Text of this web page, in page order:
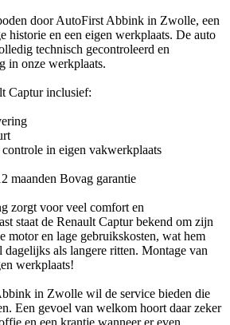
door AutoFirst Abbink in Zwolle, een
historie en een eigen werkplaats. De auto
technisch gecontroleerd en
in onze werkplaats.
Captur inclusief:
in eigen vakwerkplaats
maanden Bovag garantie
zorgt voor veel comfort en
staat de Renault Captur bekend om zijn
motor en lage gebruikskosten, wat hem
als langere ritten. Montage van
werkplaats!
in Zwolle wil de service bieden die
Een gevoel van welkom hoort daar zeker
en een krantje wanneer er even